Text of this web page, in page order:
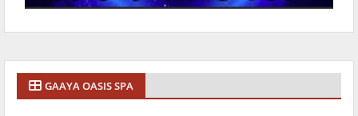
GAAYA OASIS SPA